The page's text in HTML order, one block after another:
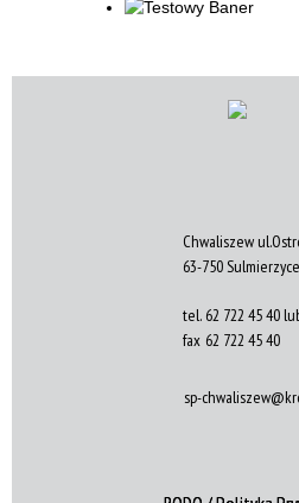
Chwaliszew
63-750 Sulmierzyce
tel. 62 722 45 40
fax 62 722 45 40
sp-